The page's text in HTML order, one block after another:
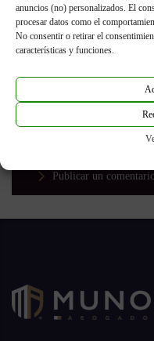
anuncios (no) personalizados. El
procesar datos como el
No consentir o retirar el
características y funciones.
Publicar un